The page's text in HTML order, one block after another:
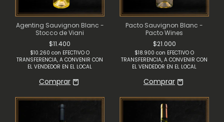
Agenting Sauvignon Blanc -
Stocco de Viani
$11.400
$10.260 con EFECTIVO O
TRANSFERENCIA, A CONVENIR CON
EL VENDEDOR EN EL LOCAL
Pacto Sauvignon Blanc -
Pacto Wines
$21.000
$18.900 con EFECTIVO O
TRANSFERENCIA, A CONVENIR CON
EL VENDEDOR EN EL LOCAL